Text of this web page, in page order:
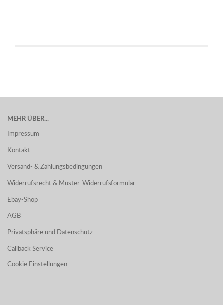
MEHR ÜBER...
Impressum
Kontakt
Versand- & Zahlungsbedingungen
Widerrufsrecht & Muster-Widerrufsformular
Ebay-Shop
AGB
Privatsphäre und Datenschutz
Callback Service
Cookie Einstellungen